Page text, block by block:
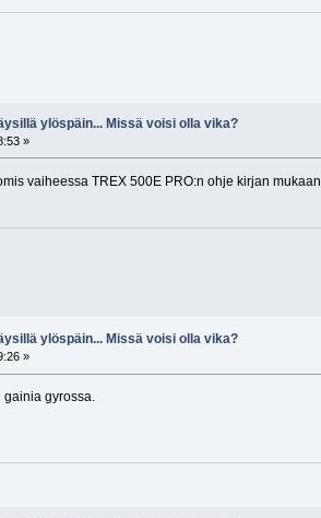
ylöspäin... Missä voisi olla vika?
»
vaiheessa TREX 500E PRO:n ohje kirjan
ylöspäin... Missä voisi olla vika?
»
gainia gyrossa.